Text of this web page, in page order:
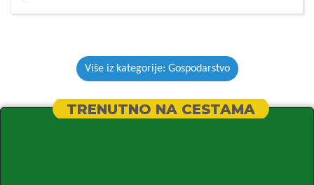
Više iz kategorije: Gospodarstvo
TRENUTNO NA CESTAMA